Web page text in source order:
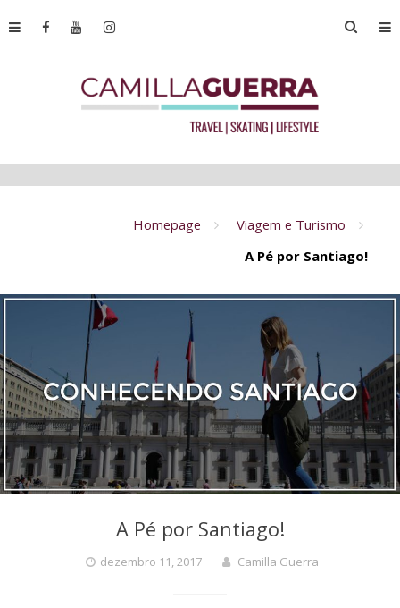
Homepage
Viagem e Turismo
A Pé por Santiago!
A Pé por Santiago!
dezembro 11, 2017 Camilla Guerra